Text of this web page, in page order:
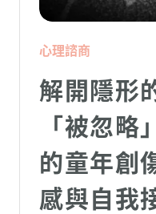
心理諮商
解開隱形
「被忽略
的童年創
感與自我